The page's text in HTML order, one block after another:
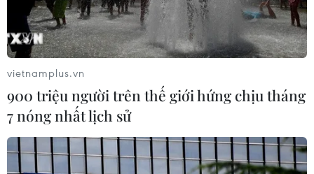
này.
vietnamplus.vn
900 triệu người trên thế giới hứng chịu tháng
7 nóng nhất lịch sử